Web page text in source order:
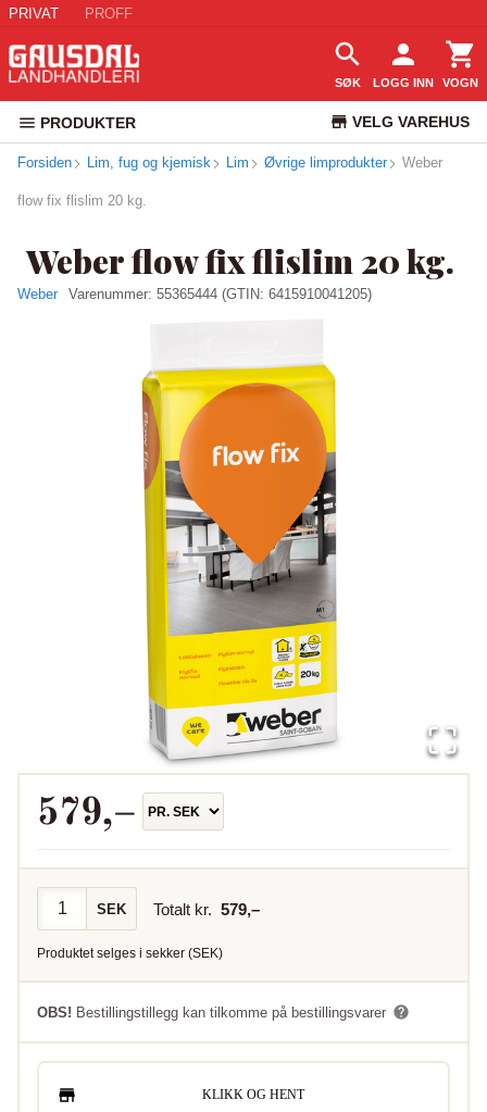
PRIVAT PROFF
SØK LOGG INN VOGN
PRODUKTER VELG VAREHUS
KUNDESERVICE
Forsiden Lim, fug og kjemisk Lim Øvrige limprodukter Weber
flow fix flislim 20 kg.
Weber flow fix flislim 20 kg.
Weber Varenummer: 55365444 (GTIN: 6415910041205)
579,–
SEK Totalt kr. 579,–
Produktet selges i sekker (SEK)
OBS! Bestillingstillegg kan tilkomme på bestillingsvarer
KLIKK OG HENT